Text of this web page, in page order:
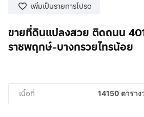
เพิ่มเป็นรายการโปรด
ขายที่ดินแปลงสวย ติดถนน
ราชพฤกษ์-บางกรวยไทรน้อย
เนื้อที่ 14150 ตาราง